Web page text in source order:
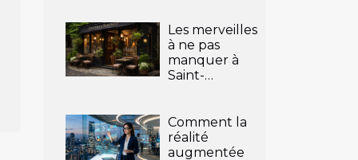
Les merveilles
à ne pas
manquer à
Saint-
Comment la
réalité
augmentée